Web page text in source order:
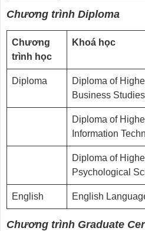
Chương trình Diploma
Chương
trình học
Khoá học
Diploma
Diploma of
Business
Diploma of
Information
Diploma of
Psychological
English English
Chương trình Graduate